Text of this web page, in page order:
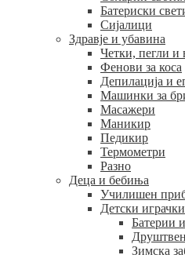
Батериски
Сијалици
Здравје и убавина
Четки, пегли и
Фенови за коса
Депилација и
Машинки за
Масажери
Маникир
Педикир
Термометри
Разно
Деца и бебиња
Училишен
Детски играчки
Батерии
Зимска